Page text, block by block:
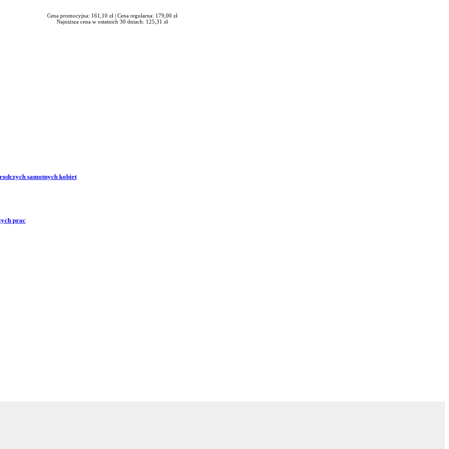
Cena promocyjna: 161,10 zł | Cena regularna: 179,00 zł
Najniższa cena w ostatnich 30 dniach: 125,31 zł
samotnych kobiet
prac